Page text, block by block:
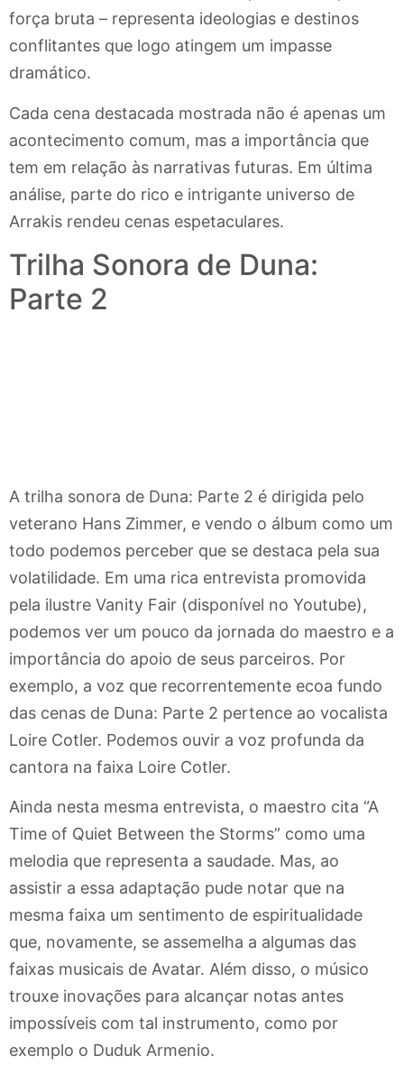
força bruta – representa ideologias e destinos
conflitantes que logo atingem um impasse
dramático.
Cada cena destacada mostrada não é apenas um
acontecimento comum, mas a importância que
tem em relação às narrativas futuras. Em última
análise, parte do rico e intrigante universo de
Arrakis rendeu cenas espetaculares.
Trilha Sonora de Duna:
Parte 2
A trilha sonora de Duna: Parte 2 é dirigida pelo
veterano Hans Zimmer, e vendo o álbum como um
todo podemos perceber que se destaca pela sua
volatilidade. Em uma rica entrevista promovida
pela ilustre Vanity Fair (disponível no Youtube),
podemos ver um pouco da jornada do maestro e a
importância do apoio de seus parceiros. Por
exemplo, a voz que recorrentemente ecoa fundo
das cenas de Duna: Parte 2 pertence ao vocalista
Loire Cotler. Podemos ouvir a voz profunda da
cantora na faixa Loire Cotler.
Ainda nesta mesma entrevista, o maestro cita “A
Time of Quiet Between the Storms” como uma
melodia que representa a saudade. Mas, ao
assistir a essa adaptação pude notar que na
mesma faixa um sentimento de espiritualidade
que, novamente, se assemelha a algumas das
faixas musicais de Avatar. Além disso, o músico
trouxe inovações para alcançar notas antes
impossíveis com tal instrumento, como por
exemplo o Duduk Armenio.